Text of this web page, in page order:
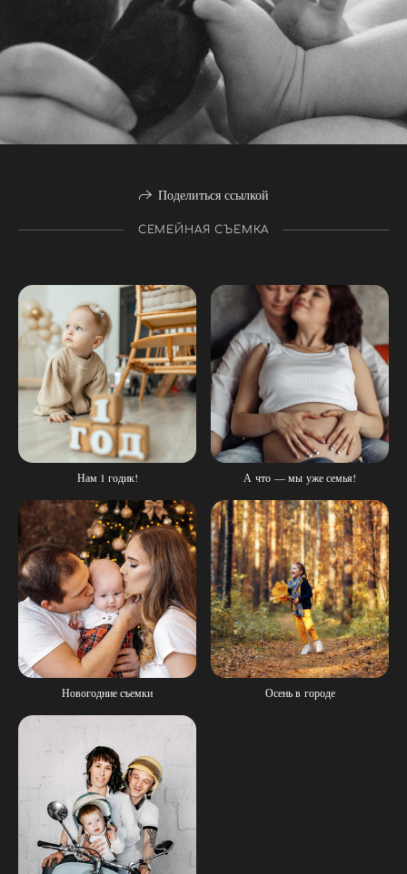
Поделиться ссылкой
СЕМЕЙНАЯ СЪЕМКА
Нам 1 годик! А что — мы уже семья!
Новогодние съемки Осень в городе